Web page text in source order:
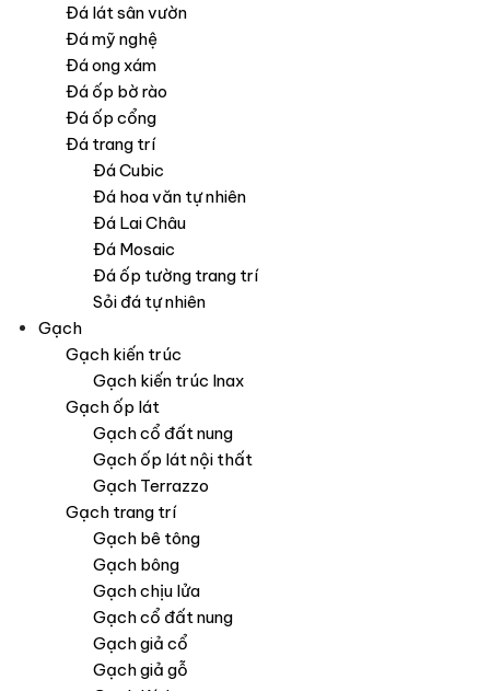
Đá lát sân vườn
Đá mỹ nghệ
Đá ong xám
Đá ốp bờ rào
Đá ốp cổng
Đá trang trí
Đá Cubic
Đá hoa văn tự nhiên
Đá Lai Châu
Đá Mosaic
Đá ốp tường trang trí
Sỏi đá tự nhiên
Gạch
Gạch kiến trúc
Gạch kiến trúc Inax
Gạch ốp lát
Gạch cổ đất nung
Gạch ốp lát nội thất
Gạch Terrazzo
Gạch trang trí
Gạch bê tông
Gạch bông
Gạch chịu lửa
Gạch cổ đất nung
Gạch giả cổ
Gạch giả gỗ